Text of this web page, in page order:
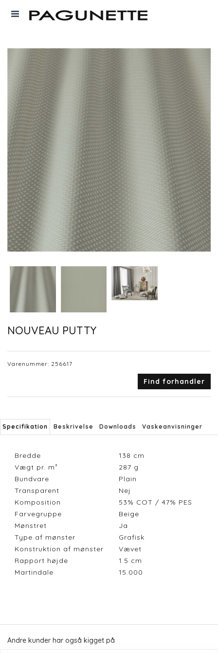
NOUVEAU PUTTY
Varenummer: 256617
Find forhandler
Specifikation Beskrivelse Downloads Vaskeanvisninger
Bredde 138 cm
Vægt pr. m²
287 g
Bundvare
Plain
Transparent
Nej
Komposition
53% COT / 47% PES
Farvegruppe
Beige
Mønstret
Ja
Type af mønster
Grafisk
Konstruktion af mønster
Vævet
Rapport højde
1.5 cm
Martindale
15.000
Andre kunder har også kigget på